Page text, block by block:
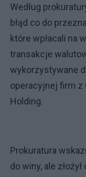
Według
błąd co do
które wpłacali na
transakcje
wykorzystywane
operacyjnej firm z
Holding.
Prokuratura
do winy, ale